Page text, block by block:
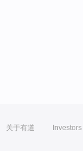
关于有道 Investors